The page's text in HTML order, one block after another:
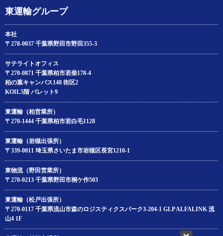
東運輸グループ
本社
〒278-0037 千葉県野田市野田355-3
サテライトオフィス
〒270-0871 千葉県柏市若柴178‐4
柏の葉キャンパス148 街区2
KOIL5階 パレット9
東運輸（柏営業所）
〒270-1444 千葉県柏市若白毛1128
東運輸（岩槻出張所）
〒339-0011 埼玉県さいたま市岩槻区長宮1210-1
東物流（野田営業所）
〒270-0213 千葉県野田市桐ケ作503
東運輸（松戸出張所）
〒270-0117 千葉県流山市森のロジスティクスパーク3-204‐1 GLP ALFALINK 流
山4 1F